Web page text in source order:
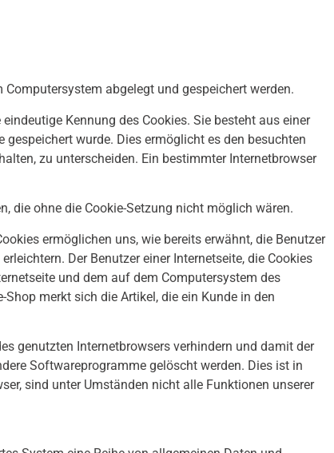
abgelegt und gespeichert werden.
Kennung des Cookies. Sie besteht aus einer
wurde. Dies ermöglicht es den besuchten
zu unterscheiden. Ein bestimmter Internetbrowser
die ohne die Cookie-Setzung nicht möglich wären.
ermöglichen uns, wie bereits erwähnt, die Benutzer
Der Benutzer einer Internetseite, die Cookies
und dem auf dem Computersystem des
merkt sich die Artikel, die ein Kunde in den
genutzten Internetbrowsers verhindern und damit der
Softwareprogramme gelöscht werden. Dies ist in
sind unter Umständen nicht alle Funktionen unserer